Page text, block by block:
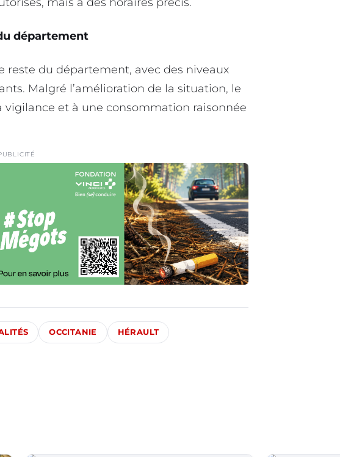
département
reste du département, avec des niveaux
Malgré l’amélioration de la situation, le
vigilance et à une consommation raisonnée
OCCITANIE HÉRAULT